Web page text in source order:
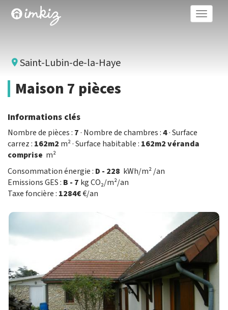
Toggle
Saint-Lubin-de-la-Haye
Maison 7 pièces
Informations clés
Nombre de pièces : 7· Nombre de chambres :4· Surface
carrez : 162m2 m² · Surface habitable : 162m2 véranda
comprise m²
Consommation énergie : D - 228 kWh/m² /an
Emissions GES : B - 7 kg CO₂/m²/an
Taxe foncière : 1284€€/an